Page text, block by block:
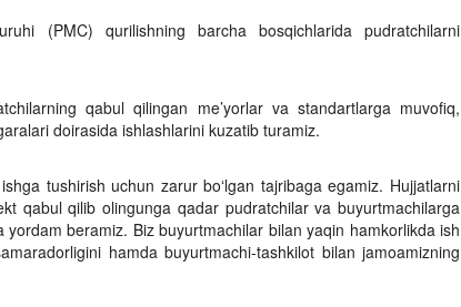
(PMC) qurilishning barcha bosqichlarida pudratchilarni
qabul qilingan me’yorlar va standartlarga muvofiq,
doirasida ishlashlarini kuzatib turamiz.
tushirish uchun zarur boʻlgan tajribaga egamiz. Hujjatlarni
qabul qilib olingunga qadar pudratchilar va buyurtmachilarga
beramiz. Biz buyurtmachilar bilan yaqin hamkorlikda ish
hamda buyurtmachi-tashkilot bilan jamoamizning